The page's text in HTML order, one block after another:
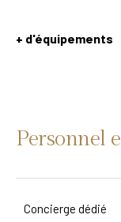
+ d'équipements
Personnel
Concierge dédié